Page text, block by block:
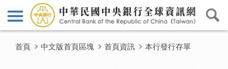
首頁 中文版首頁區塊 首頁資訊 本行發行存單